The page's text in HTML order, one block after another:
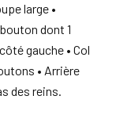
large •
dont 1
gauche • Col
• Arrière
des reins.